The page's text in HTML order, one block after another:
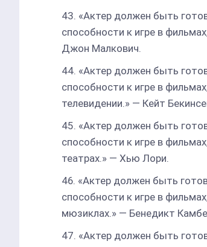
«Актер должен быть
способности к игре в
Джон Малкович.
«Актер должен быть
способности к игре в
телевидении.» — Кейт
«Актер должен быть
способности к игре в
театрах.» — Хью Лори.
«Актер должен быть
способности к игре в
мюзиклах.» — Бенедикт
«Актер должен быть